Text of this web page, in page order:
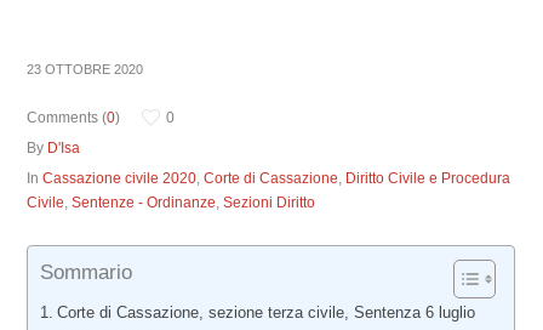
23 OTTOBRE 2020
Comments (0)
0
By D'Isa
InCassazione civile 2020,Corte di Cassazione, Diritto Civile e Procedura
Civile,Sentenze - Ordinanze,Sezioni Diritto
Sommario
Corte di Cassazione, sezione terza civile, Sentenza 6 luglio